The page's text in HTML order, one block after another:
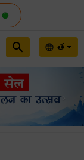
language త
search